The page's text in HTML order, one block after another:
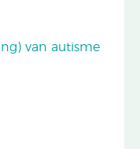
van autisme